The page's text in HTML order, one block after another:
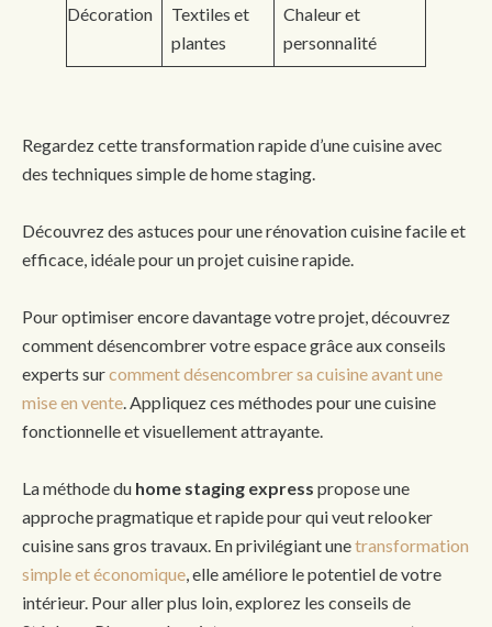
Décoration
Textiles et
plantes
Chaleur et
personnalité
Regardez cette transformation rapide d’une cuisine avec
des techniques simple de home staging.
Découvrez des astuces pour une rénovation cuisine facile et
efficace, idéale pour un projet cuisine rapide.
Pour optimiser encore davantage votre projet, découvrez
comment désencombrer votre espace grâce aux conseils
experts surcomment désencombrer sa cuisine avant une
mise en vente. Appliquez ces méthodes pour une cuisine
fonctionnelle et visuellement attrayante.
La méthode du home staging express propose une
approche pragmatique et rapide pour qui veut relooker
cuisine sans gros travaux. En privilégiant unetransformation
simple et économique, elle améliore le potentiel de votre
intérieur. Pour aller plus loin, explorez les conseils de